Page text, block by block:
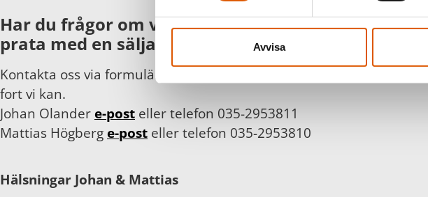
Avvisa
Har du frågor om våra produkter eller vill du
prata med en säljare?
Kontakta oss via formuläret eller direkt, så hör vi av oss så
fort vi kan.
Johan Olander e-post eller telefon 035-2953811
Mattias Högberg e-post eller telefon 035-2953810
Hälsningar Johan & Mattias